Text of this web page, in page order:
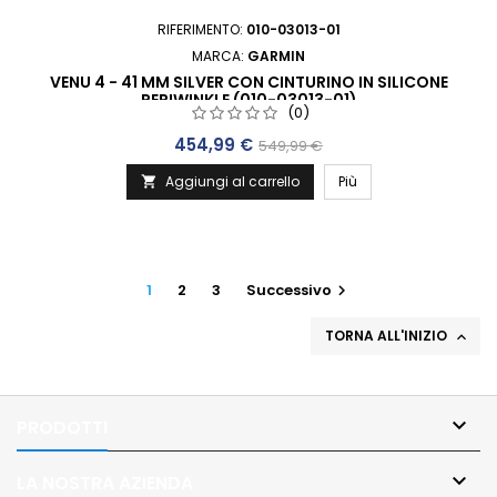
RIFERIMENTO: 010-03013-01
MARCA: GARMIN
VENU 4 - 41 MM SILVER CON CINTURINO IN SILICONE
PERIWINKLE (010-03013-01)
(0)
Prezzo
454,99 € Prezzo base
549,99 €
 Aggiungi al carrello Più
1 2 3 Successivo 
TORNA ALL'INIZIO 

